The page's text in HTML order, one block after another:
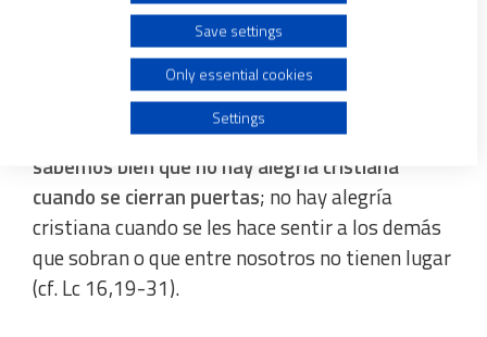
Esta tierra es tierra de sueños, pero
busquemos que siga siendo también tierra de
hospitalidad. Hospitalidad festiva, porque
sabemos bien que no hay alegría cristiana
cuando se cierran puertas; no hay alegría
cristiana cuando se les hace sentir a los demás
que sobran o que entre nosotros no tienen lugar
(cf. Lc 16,19-31).
Create profiles for personalised advertising
Use profiles to select personalised advertising
Create profiles to personalise content
Use profiles to select personalised content
Measure advertising performance
Save settings
Only essential cookies
Settings